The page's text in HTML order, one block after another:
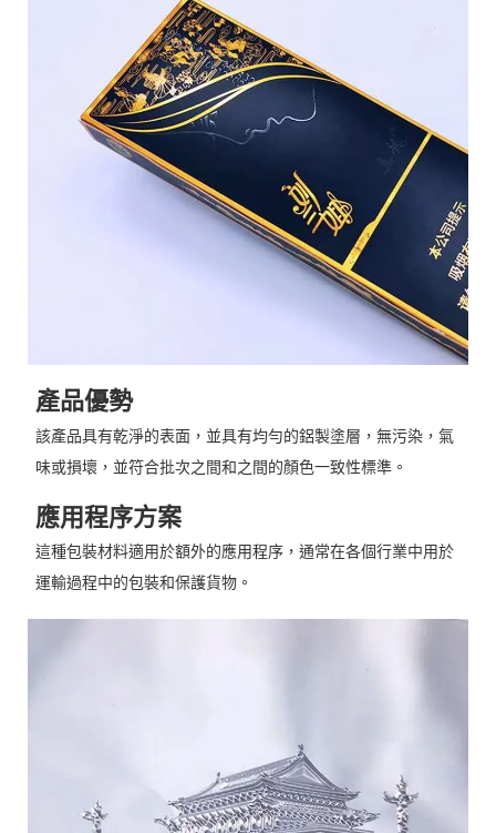
產品優勢
該產品具有乾淨的表面，並具有均勻的鋁製塗層，無污染，氣
味或損壞，並符合批次之間和之間的顏色一致性標準。
應用程序方案
這種包裝材料適用於額外的應用程序，通常在各個行業中用於
運輸過程中的包裝和保護貨物。